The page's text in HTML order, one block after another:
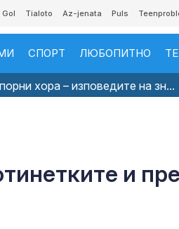
Gol Tialoto Az-jenata Puls
СПОРТ ЛЮБОПИТНО
хора – изповедите на зн...
и